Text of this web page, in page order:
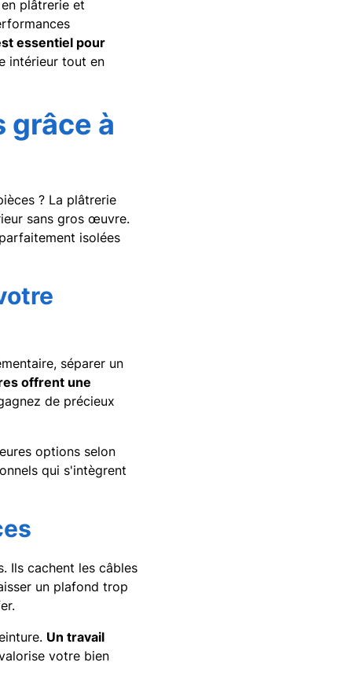
plâtrerie et
essentiel pour
intérieur tout en
grâce à
? La plâtrerie
sans gros œuvre.
isolées
séparer un
offrent une
de précieux
options selon
qui s'intègrent
Ils cachent les câbles
un plafond trop
Un travail
votre bien